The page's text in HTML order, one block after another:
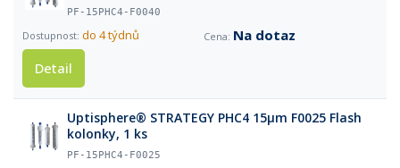
PF-15PHC4-F0040
do 4 týdnů
Na dotaz
Detail
Uptisphere® STRATEGY PHC4 15µm F0025 Flash
kolonky, 1 ks
PF-15PHC4-F0025